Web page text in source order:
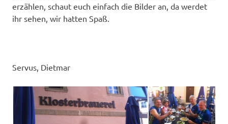
erzählen, schaut euch einfach die Bilder an, da werdet
ihr sehen, wir hatten Spaß.
Servus, Dietmar